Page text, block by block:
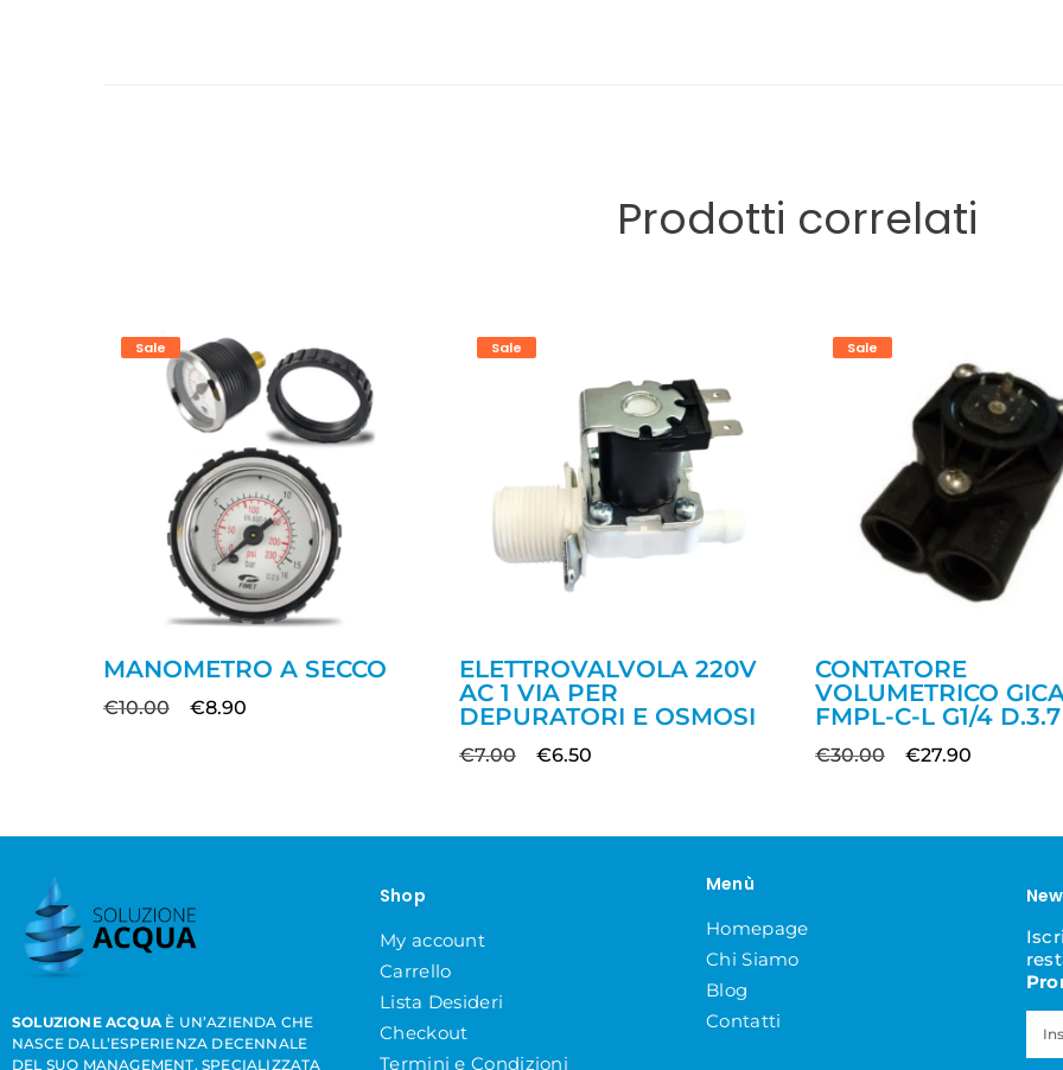
Prodotti correlati
Sale
MANOMETRO A SECCO
€10.00 €8.90
Sale
ELETTROVALVOLA 220V
AC 1 VIA PER
DEPURATORI E OSMOSI
€7.00 €6.50
Sale
CONTATORE
VOLUMETRICO
FMPL-C-L G1/4 D.3.7
€30.00 €27.90
SOLUZIONE ACQUA È UN’AZIENDA CHE
NASCE DALL’ESPERIENZA DECENNALE
DEL SUO MANAGEMENT, SPECIALIZZATA
Shop
My account
Carrello
Lista Desideri
Checkout
Termini e Condizioni
Menù
Homepage
Chi Siamo
Blog
Contatti